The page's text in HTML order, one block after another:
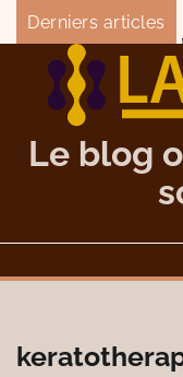
Skip
content
Derniers articles
Les
Le blog